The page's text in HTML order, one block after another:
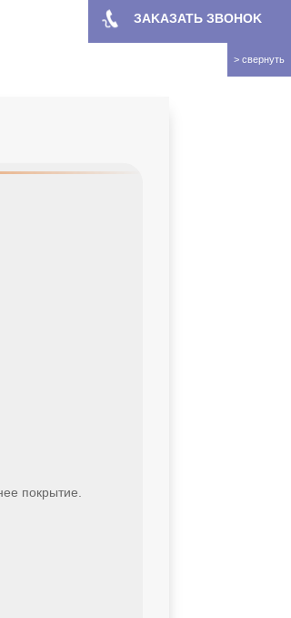
покрытие.
ЗAKAЗATЬ ЗBOHOK